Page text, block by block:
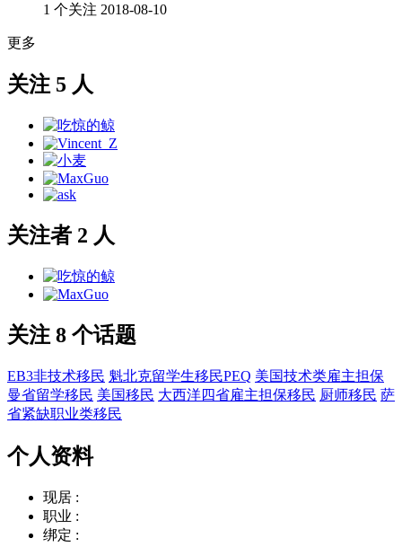
1 个关注 2018-08-10
更多
关注 5 人
关注者 2 人
关注 8 个话题
EB3非技术移民 魁北克留学生移民PEQ 美国技术类雇主担保
曼省留学移民 美国移民 大西洋四省雇主担保移民 厨师移民 萨
省紧缺职业类移民
个人资料
现居 :
职业 :
绑定 :